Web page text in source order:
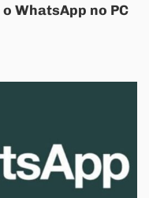
WhatsApp no PC